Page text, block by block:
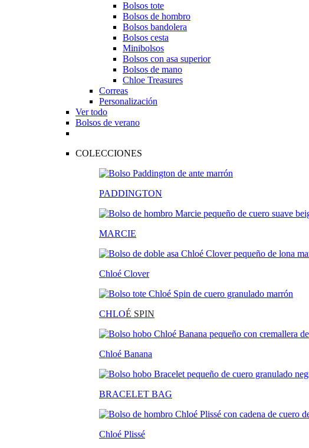
Bolsos tote
Bolsos de hombro
Bolsos bandolera
Bolsos cesta
Minibolsos
Bolsos con asa superior
Bolsos de mano
Chloe Treasures
Correas
Personalización
Ver todo
Bolsos de verano
COLECCIONES
PADDINGTON
MARCIE
Chloé Clover
CHLOÉ SPIN
Chloé Banana
BRACELET BAG
Chloé Plissé